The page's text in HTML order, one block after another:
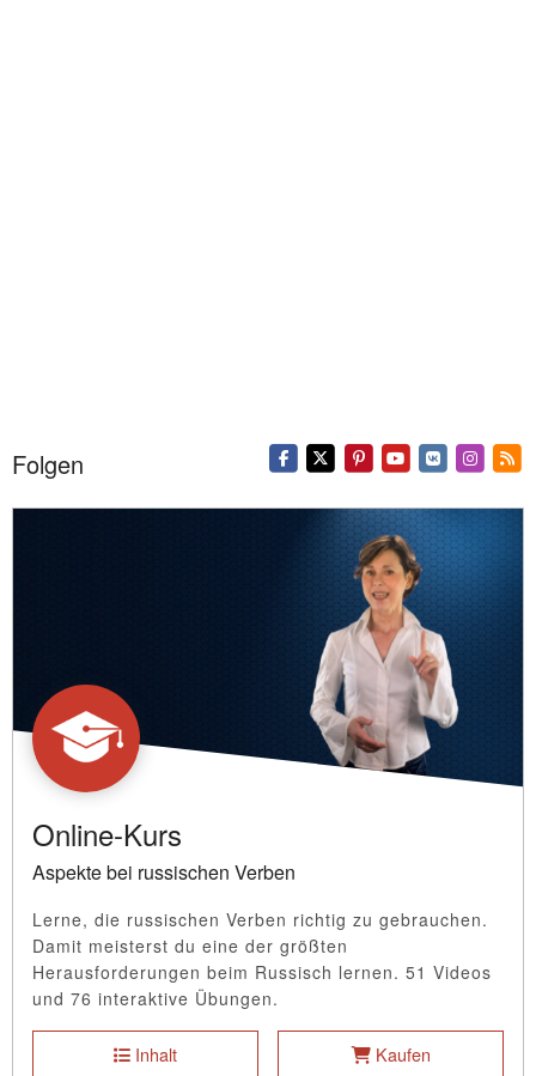
Folgen
Online-Kurs
Aspekte bei russischen Verben
Lerne, die russischen Verben richtig zu gebrauchen.
Damit meisterst du eine der größten
Herausforderungen beim Russisch lernen. 51 Videos
und 76 interaktive Übungen.
Inhalt Kaufen